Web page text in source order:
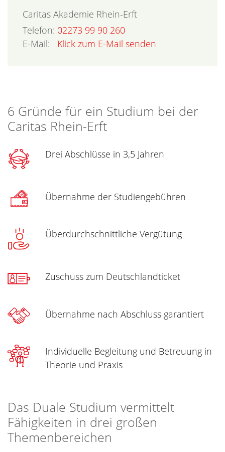
Caritas Akademie Rhein-Erft
Telefon: 02273 99 90 260
E-Mail:
Klick zum E-Mail senden
6 Gründe für ein Studium bei der
Caritas Rhein-Erft
Drei Abschlüsse in 3,5 Jahren
Übernahme der Studiengebühren
Überdurchschnittliche Vergütung
Zuschuss zum Deutschlandticket
Übernahme nach Abschluss garantiert
Individuelle Begleitung und Betreuung in
Theorie und Praxis
Das Duale Studium vermittelt
Fähigkeiten in drei großen
Themenbereichen